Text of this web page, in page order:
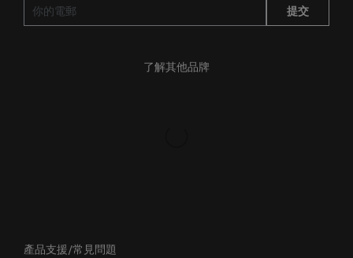
提交
了解其他品牌
產品支援/常見問題